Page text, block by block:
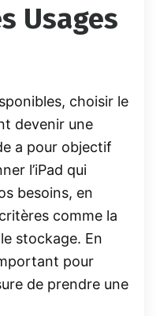
Usages
choisir le
devenir une
a pour objectif
l’iPad qui
besoins, en
comme la
stockage. En
pour
de prendre une